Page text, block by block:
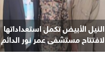
النيل الأبيض تكمل استعداداتها
لافتتاح مستشفى عمر نور الدائم
بمنطقة نعيمة اليوم